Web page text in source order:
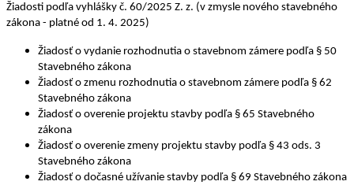
Žiadosti podľa vyhlášky č. 60/2025 Z. z. (v zmysle nového stavebného
zákona - platné od 1. 4. 2025)
Žiadosť o vydanie rozhodnutia o stavebnom zámere podľa § 50
Stavebného zákona
Žiadosť o zmenu rozhodnutia o stavebnom zámere podľa § 62
Stavebného zákona
Žiadosť o overenie projektu stavby podľa § 65 Stavebného
zákona
Žiadosť o overenie zmeny projektu stavby podľa § 43 ods. 3
Stavebného zákona
Žiadosť o dočasné užívanie stavby podľa § 69 Stavebného zákona